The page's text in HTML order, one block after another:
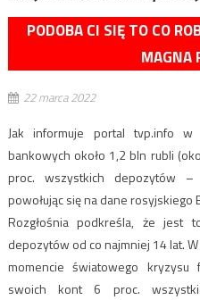
PODOBA CI SIĘ TO CO
MAGNA
22 marca 2022
Jak informuje portal tvp.info
bankowych około 1,2 bln rubli
proc. wszystkich depozytów –
powołując się na dane rosyjskiego
Rozgłośnia podkreśla, że jest
depozytów od co najmniej 14 lat.
momencie światowego kryzysu
swoich kont 6 proc.